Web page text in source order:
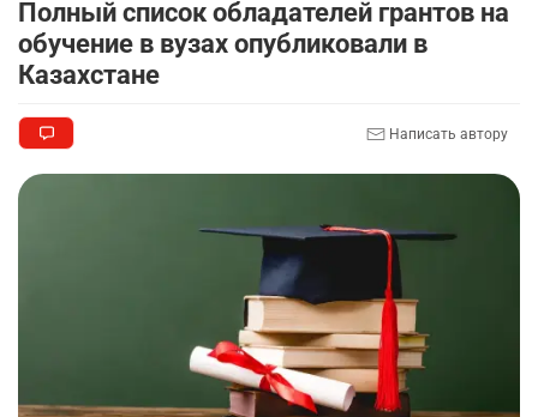
2719 0 11
9
🦻 Казахстанцы смогут получать слуховые
Полный список обладателей грантов на
обучение в вузах опубликовали в
Казахстане
Написать автору